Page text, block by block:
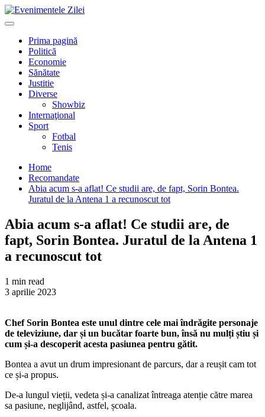
Mergi
la
Primary
Prima pagină
Politică
Economie
Sănătate
Justitie
Diverse
Showbiz
Internaţional
Sport
Fotbal
Tenis
Home
Recomandate
Abia acum s-a aflat! Ce studii are, de fapt, Sorin Bontea.
Juratul de la Antena 1 a recunoscut tot
Abia acum s-a aflat! Ce studii are, de
fapt, Sorin Bontea. Juratul de la Antena 1
a recunoscut tot
1 min read
3 aprilie 2023
Chef Sorin Bontea este unul dintre cele mai îndrăgite personaje
de televiziune, dar și un bucătar foarte bun, însă nu mulți știu și
cum și-a descoperit acesta pasiunea pentru gătit.
Bontea a avut un drum impresionant de parcurs, dar a reușit cam tot
ce și-a propus.
De-a lungul vieții, vedeta și-a canalizat întreaga atenție către marea
sa pasiune, neglijând, astfel, școala.